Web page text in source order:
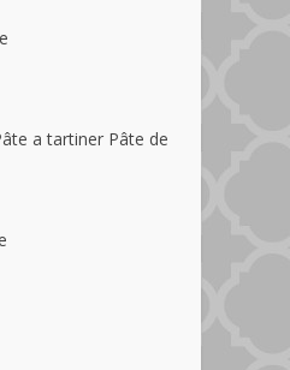
a tartiner Pâte de